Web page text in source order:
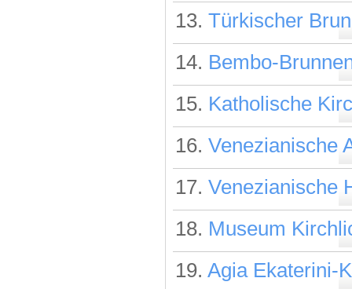
13. Türkischer
14. Bembo-
15. Katholische
16. Venezianische
17. Venezianische
18. Museum
19. Agia Ekaterini-